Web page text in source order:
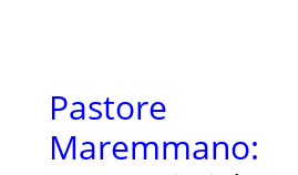
Pastore
Maremmano: